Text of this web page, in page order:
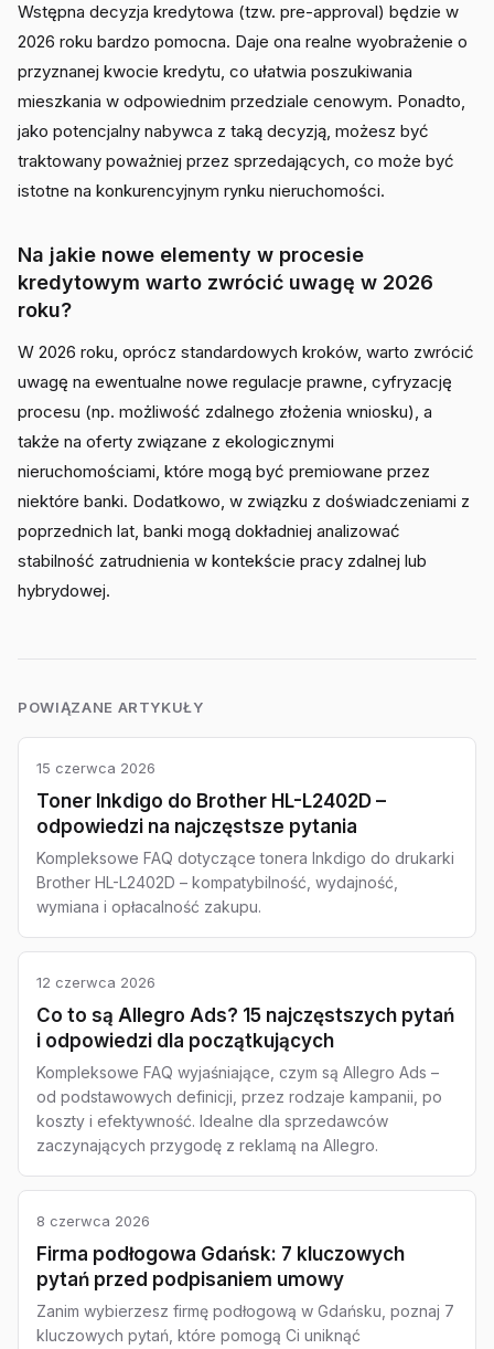
Wstępna decyzja kredytowa (tzw. pre-approval) będzie w
2026 roku bardzo pomocna. Daje ona realne wyobrażenie o
przyznanej kwocie kredytu, co ułatwia poszukiwania
mieszkania w odpowiednim przedziale cenowym. Ponadto,
jako potencjalny nabywca z taką decyzją, możesz być
traktowany poważniej przez sprzedających, co może być
istotne na konkurencyjnym rynku nieruchomości.
Na jakie nowe elementy w procesie
kredytowym warto zwrócić uwagę w 2026
roku?
W 2026 roku, oprócz standardowych kroków, warto zwrócić
uwagę na ewentualne nowe regulacje prawne, cyfryzację
procesu (np. możliwość zdalnego złożenia wniosku), a
także na oferty związane z ekologicznymi
nieruchomościami, które mogą być premiowane przez
niektóre banki. Dodatkowo, w związku z doświadczeniami z
poprzednich lat, banki mogą dokładniej analizować
stabilność zatrudnienia w kontekście pracy zdalnej lub
hybrydowej.
POWIĄZANE ARTYKUŁY
15 czerwca 2026
Toner Inkdigo do Brother HL-L2402D –
odpowiedzi na najczęstsze pytania
Kompleksowe FAQ dotyczące tonera Inkdigo do drukarki
Brother HL-L2402D – kompatybilność, wydajność,
wymiana i opłacalność zakupu.
12 czerwca 2026
Co to są Allegro Ads? 15 najczęstszych pytań
i odpowiedzi dla początkujących
Kompleksowe FAQ wyjaśniające, czym są Allegro Ads –
od podstawowych definicji, przez rodzaje kampanii, po
koszty i efektywność. Idealne dla sprzedawców
zaczynających przygodę z reklamą na Allegro.
8 czerwca 2026
Firma podłogowa Gdańsk: 7 kluczowych
pytań przed podpisaniem umowy
Zanim wybierzesz firmę podłogową w Gdańsku, poznaj 7
kluczowych pytań, które pomogą Ci uniknąć